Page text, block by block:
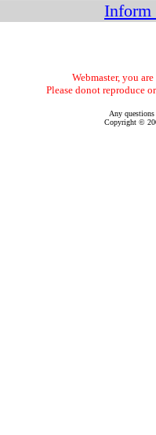
Inform
Webmaster, you
Please donot reproduce
Any
Copyright ©